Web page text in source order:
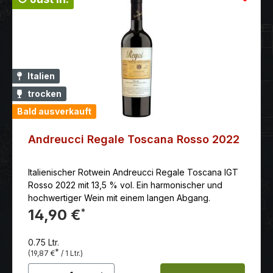
Flasche. Auszeichnung: Wine Enthusiast: 89 Punkte
(Jg. 08) Gambero Rosso: 2 Gläser (Jg. 07)
Italien
trocken
Bald ausverkauft
Andreucci Regale Toscana Rosso 2022
Italienischer Rotwein Andreucci Regale Toscana IGT
Rosso 2022 mit 13,5 % vol. Ein harmonischer und
hochwertiger Wein mit einem langen Abgang.
14,90 €*
0.75 Ltr.
(19,87 €* / 1 Ltr.)